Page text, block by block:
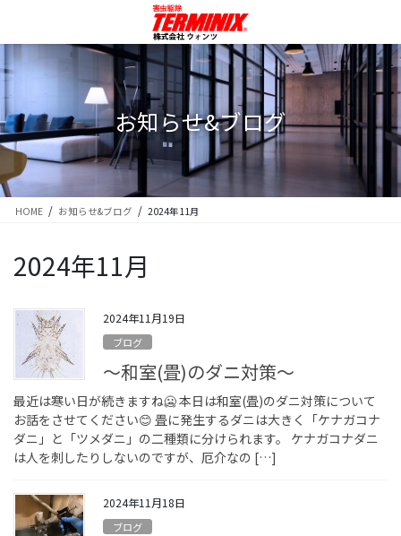
テ
ン
ツ
に
移
動
ゲ
ー
シ
ョ
ン
に
動
お知らせ&ブログ
HOME お知らせ&ブログ 2024年11月
2024年11月
2024年11月19日
ブログ
〜和室(畳)のダニ対策〜
最近は寒い日が続きますね🥶 本日は和室(畳)のダニ対策について
お話をさせてください😊 畳に発生するダニは大きく「ケナガコナ
ダニ」と「ツメダニ」の二種類に分けられます。 ケナガコナダニ
は人を刺したりしないのですが、厄介なの […]
2024年11月18日
ブログ